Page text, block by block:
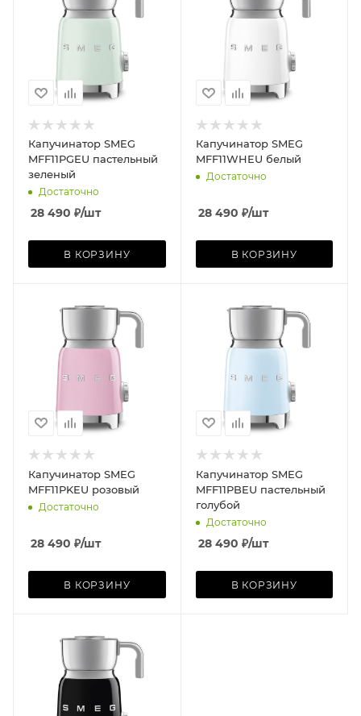
Капучинатор SMEG
MFF11PGEU пастельный
зеленый
Достаточно
28 490 ₽/шт
В КОРЗИНУ
Капучинатор SMEG
MFF11WHEU белый
Достаточно
28 490 ₽/шт
В КОРЗИНУ
Капучинатор SMEG
MFF11PKEU розовый
Достаточно
28 490 ₽/шт
В КОРЗИНУ
Капучинатор SMEG
MFF11PBEU пастельный
голубой
Достаточно
28 490 ₽/шт
В КОРЗИНУ